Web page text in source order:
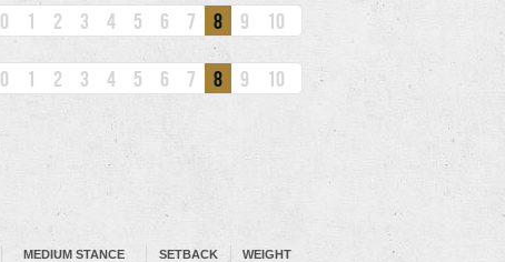
0 1 2 3 4 5 6 7 8 9 10
0 1 2 3 4 5 6 7 8 9 10
MEDIUM STANCE
SETBACK
WEIGHT